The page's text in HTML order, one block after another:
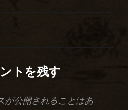
トを残す
が公開されることはあ